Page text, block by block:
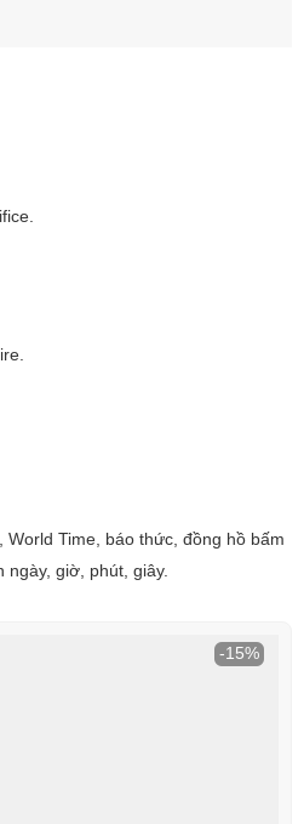
World Time, báo thức, đồng hồ bấm
ngày, giờ, phút, giây.
-15%